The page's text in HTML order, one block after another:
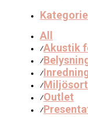
All
⁄Akustik
⁄
⁄
⁄
⁄Outlet
⁄